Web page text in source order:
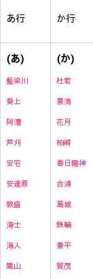
あ行 か行
(あ)
藍染川
葵上
阿漕
芦刈
安宅
安達原
敦盛
海士
海人
嵐山
(か)
杜若
景清
花月
柏崎
春日龍神
合浦
葛城
鉄輪
兼平
賀茂